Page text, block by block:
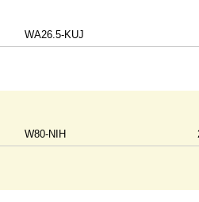
WA26.5-KUJ
W80-NIH